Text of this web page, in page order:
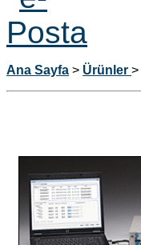
Ana Sayfa > Ürünler >